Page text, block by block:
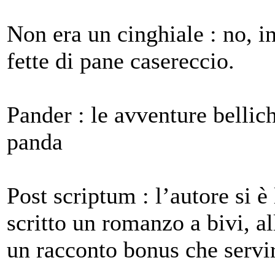
Non era un cinghiale : no,
fette di pane casereccio.
Pander : le avventure
panda
Post scriptum : l’autore si
scritto un romanzo a bivi,
un racconto bonus che